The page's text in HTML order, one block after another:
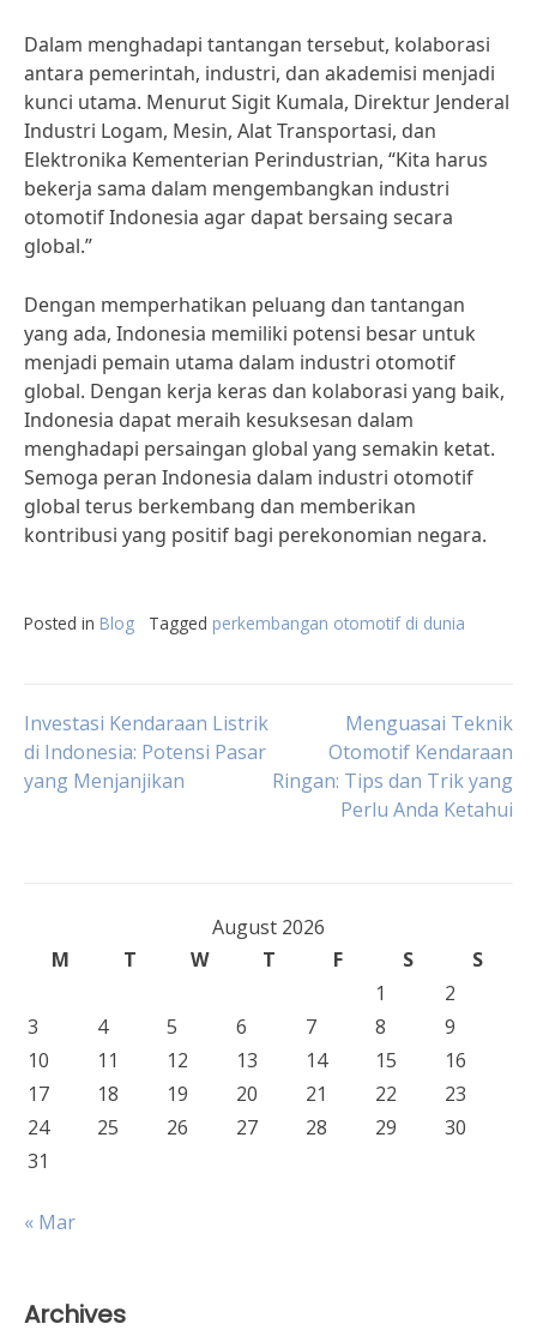
Dalam menghadapi tantangan tersebut, kolaborasi
antara pemerintah, industri, dan akademisi menjadi
kunci utama. Menurut Sigit Kumala, Direktur Jenderal
Industri Logam, Mesin, Alat Transportasi, dan
Elektronika Kementerian Perindustrian, “Kita harus
bekerja sama dalam mengembangkan industri
otomotif Indonesia agar dapat bersaing secara
global.”
Dengan memperhatikan peluang dan tantangan
yang ada, Indonesia memiliki potensi besar untuk
menjadi pemain utama dalam industri otomotif
global. Dengan kerja keras dan kolaborasi yang baik,
Indonesia dapat meraih kesuksesan dalam
menghadapi persaingan global yang semakin ketat.
Semoga peran Indonesia dalam industri otomotif
global terus berkembang dan memberikan
kontribusi yang positif bagi perekonomian negara.
Posted in Blog Tagged perkembangan otomotif di dunia
Post
navigation
Investasi Kendaraan Listrik
di Indonesia: Potensi Pasar
yang Menjanjikan
Menguasai Teknik
Otomotif Kendaraan
Ringan: Tips dan Trik yang
Perlu Anda Ketahui
August 2026
M
T W T F S
S
1
2
3
4 5 6 7 8
9
10
11 12 13 14 15
16
17
18 19 20 21 22
23
24
25 26 27 28 29
30
31
« Mar
Archives